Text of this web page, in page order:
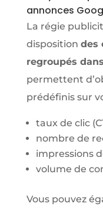
annonces
La régie
disposition des
regroupés
permettent
prédéfinis sur
taux de clic
nombre de
impressions
volume de
Vous pouvez